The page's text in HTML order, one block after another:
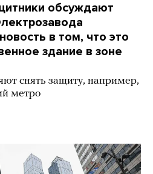
обсуждают
в том, что это
здание в зоне
снять защиту, например,
метро